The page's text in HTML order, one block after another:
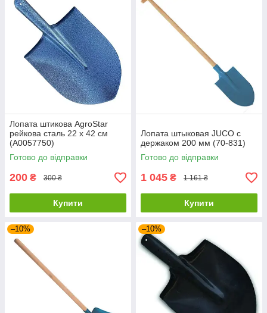
Лопата штикова AgroStar
рейкова сталь 22 х 42 см
(А0057750)
Готово до відправки
200 ₴ 300 ₴
Купити
Лопата штыковая JUCO с
держаком 200 мм (70-831)
Готово до відправки
1 045 ₴ 1 161 ₴
Купити
–10% –10%